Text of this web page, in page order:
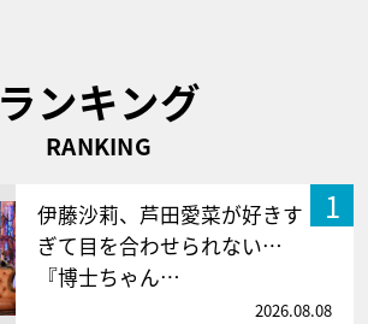
ランキング
RANKING
1
伊藤沙莉、芦田愛菜が好きす
ぎて目を合わせられない…
『博士ちゃん…
2026.08.08